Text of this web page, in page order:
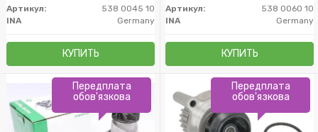
Артикул:
538 0045 10
INA
Germany
КУПИТЬ
Артикул:
538 0060 10
INA
Germany
КУПИТЬ
Передплата
обов'язкова
Передплата
обов'язкова